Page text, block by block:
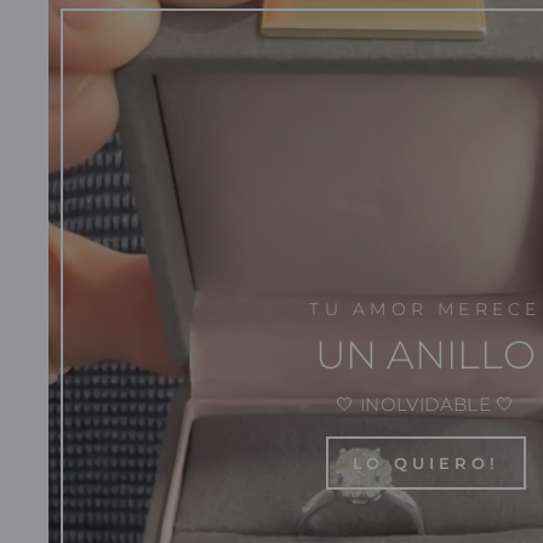
TU AMOR MERECE
UN ANILLO
🤍 INOLVIDABLE 🤍
LO QUIERO!